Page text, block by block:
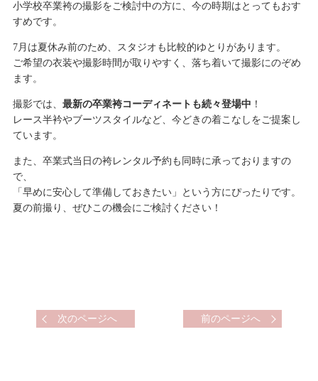
小学校卒業袴の撮影をご検討中の方に、今の時期はとってもおす
すめです。
7月は夏休み前のため、スタジオも比較的ゆとりがあります。
ご希望の衣装や撮影時間が取りやすく、落ち着いて撮影にのぞめ
ます。
撮影では、 最新の卒業袴コーディネートも続々登場中 ！
レース半衿やブーツスタイルなど、今どきの着こなしをご提案し
ています。
また、卒業式当日の袴レンタル予約も同時に承っておりますの
で、
「早めに安心して準備しておきたい」という方にぴったりです。
夏の前撮り、ぜひこの機会にご検討ください！
次のページへ 前のページへ